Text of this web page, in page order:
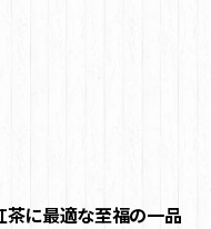
に最適な至福の一品